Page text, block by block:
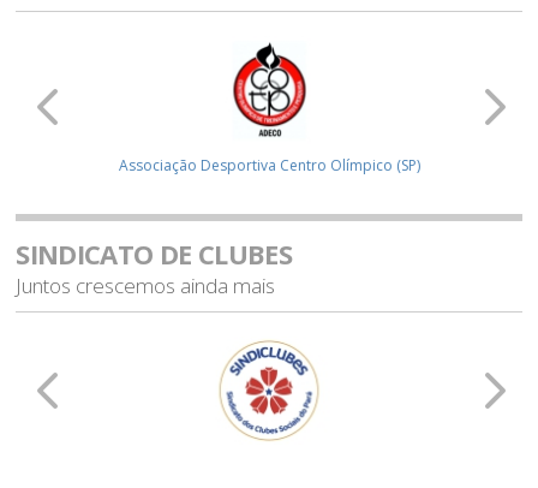
Associação Desportiva Centro Olímpico (SP)
SINDICATO DE CLUBES
Juntos crescemos ainda mais